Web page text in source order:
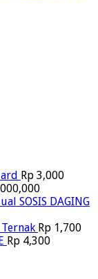
Rp 3,000
SOSIS DAGING
Rp 1,700
Rp 4,300